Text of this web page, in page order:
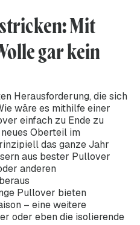
Mit
gar kein
Herausforderung, die sich
wäre es mithilfe einer
einfach zu Ende zu
Oberteil im
das ganze Jahr
aus bester Pullover
anderen
Pullover bieten
– eine weitere
oder eben die isolierende